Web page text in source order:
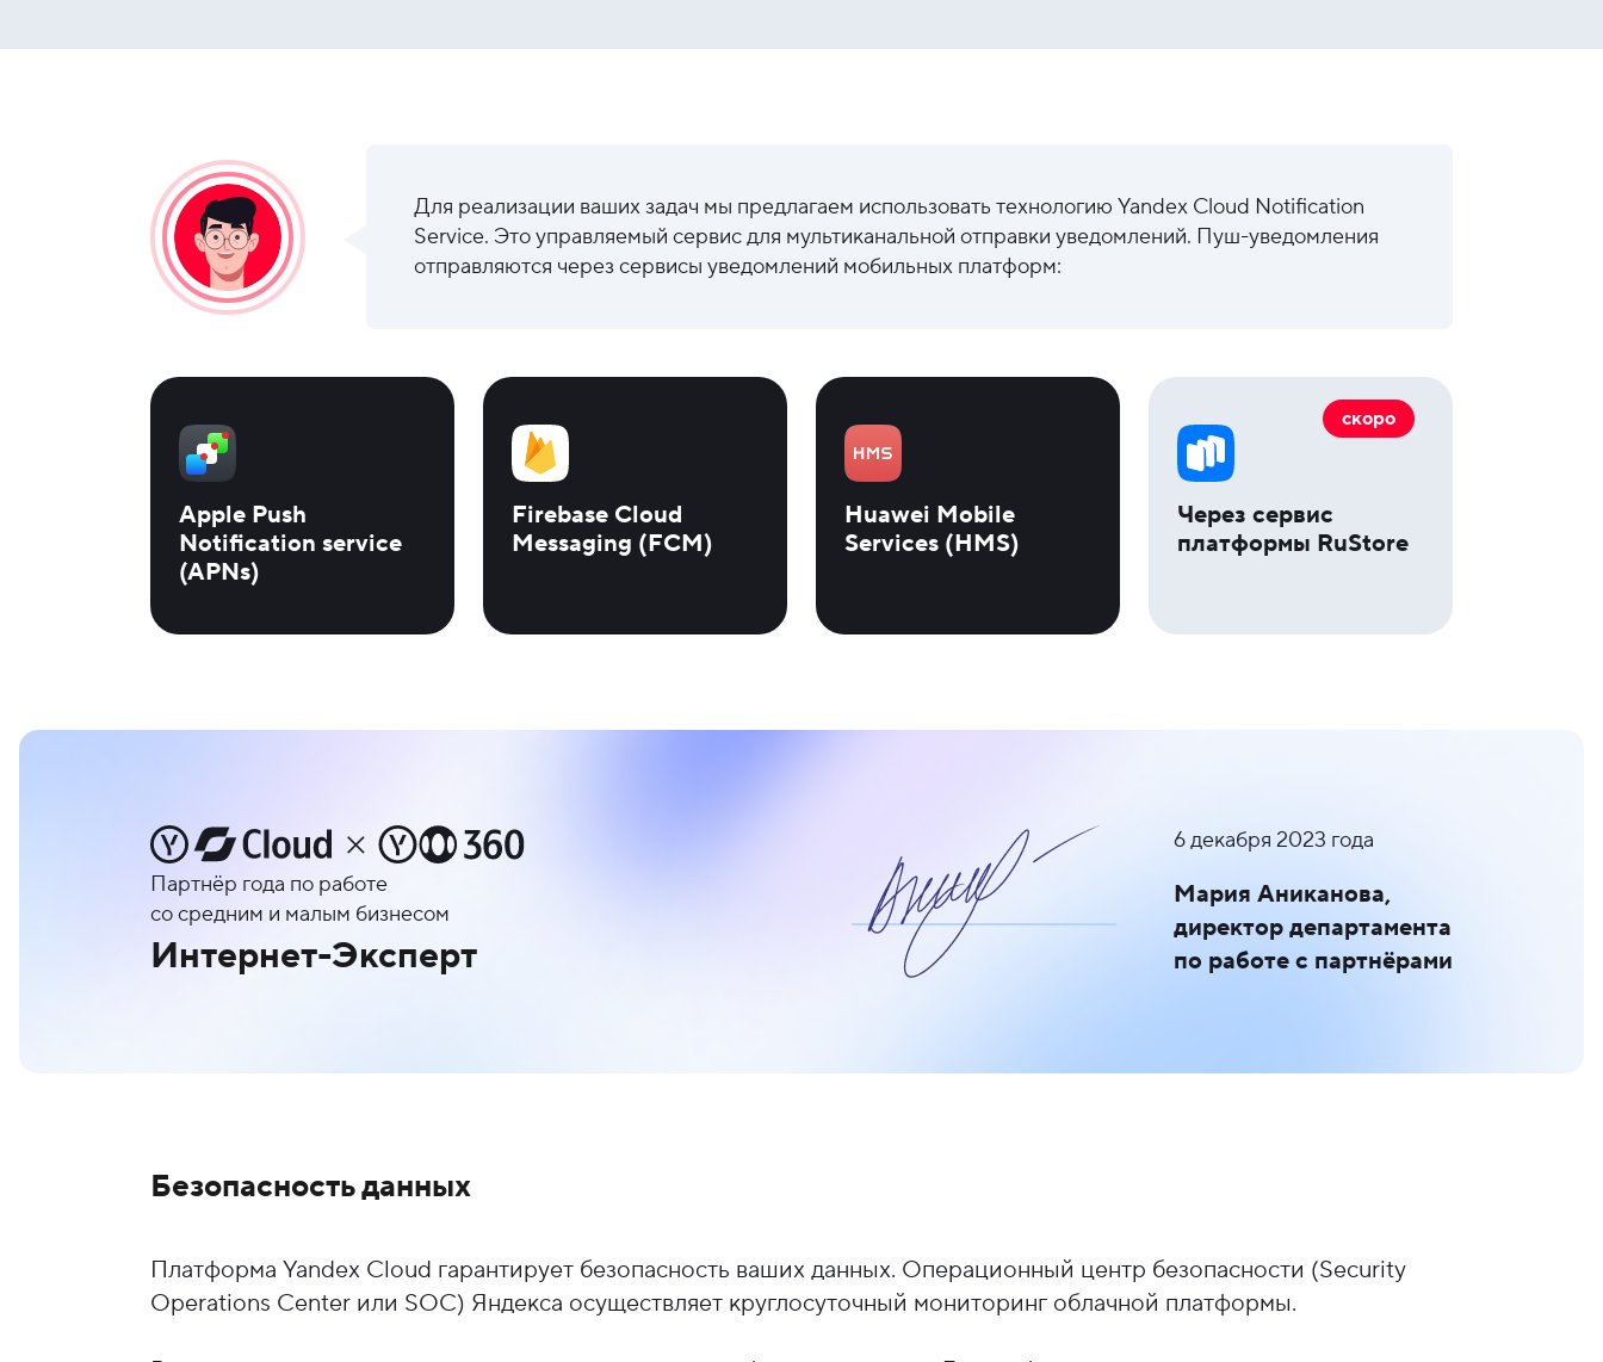
Для реализации ваших задач мы предлагаем использовать технологию Yandex Cloud Notification
Service. Это управляемый сервис для мультиканальной отправки уведомлений. Пуш-уведомления
отправляются через сервисы уведомлений мобильных платформ:
Apple Push
Notification service
(APNs)
Firebase Cloud
Messaging (FCM)
Huawei Mobile
Services (HMS)
скоро
Через сервис
платформы RuStore
Партнёр года по работе
со средним и малым бизнесом
Интернет-Эксперт
6 декабря 2023 года
Мария Аниканова,
директор департамента
по работе с партнёрами
Безопасность данных
Платформа Yandex Cloud гарантирует безопасность ваших данных. Операционный центр безопасности (Security
Operations Center или SOC) Яндекса осуществляет круглосуточный мониторинг облачной платформы.